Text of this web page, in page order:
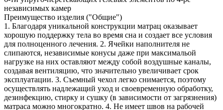
независимых камер
Преимущество изделия ("Общие")
1. Благодаря уникальной конструкции матрац оказывает
хорошую поддержку тела во время сна и создает все условия
для полноценного лечения. 2. Ячейки наполнителя не
слипаются, независимые конусы даже при максимальой
нагрузке на них оставляют между собой воздушные каналы,
создавая вентиляцию, что значительно увеличивает срок
эксплуатации. 3. Съемный чехол легко снимается, поэтому
осуществлять надлежащий уход и своевременную обработку,
дезинфекцию, стирку и сушку (в зависимости от загрязнения)
матраса можно многократно. 4. Не имеет швов на рабочей